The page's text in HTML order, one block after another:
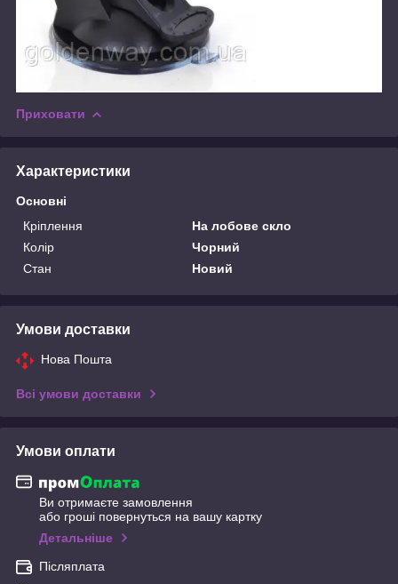
Приховати
Характеристики
Основні
Кріплення
На лобове скло
Колір
Чорний
Стан
Новий
Умови доставки
Нова Пошта
Всі умови доставки
Умови оплати
Ви отримаєте замовлення
або гроші повернуться на вашу картку
Детальніше
Післяплата